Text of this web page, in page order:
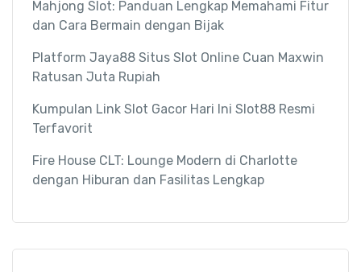
Mahjong Slot: Panduan Lengkap Memahami Fitur
dan Cara Bermain dengan Bijak
Platform Jaya88 Situs Slot Online Cuan Maxwin
Ratusan Juta Rupiah
Kumpulan Link Slot Gacor Hari Ini Slot88 Resmi
Terfavorit
Fire House CLT: Lounge Modern di Charlotte
dengan Hiburan dan Fasilitas Lengkap